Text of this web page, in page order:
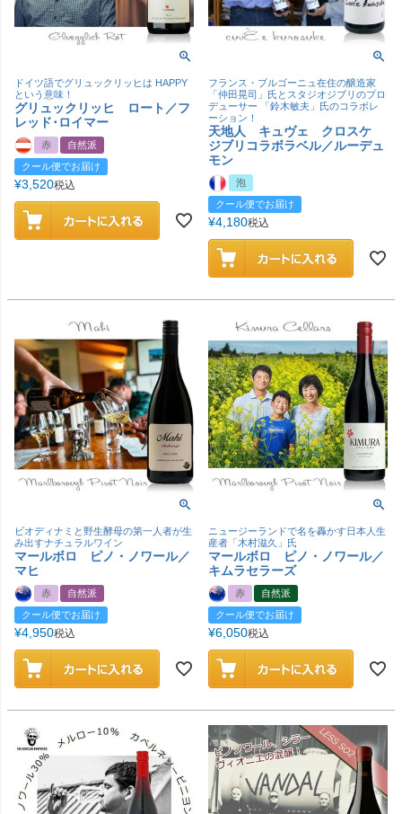
ドイツ語でグリュックリッヒは HAPPY
という意味！
グリュックリッヒ ロート／フ
レッド･ロイマー
赤
自然派
クール便でお届け
¥3,520税込
フランス・ブルゴーニュ在住の醸造家
「仲田晃司」氏とスタジオジブリのプロ
デューサー 「鈴木敏夫」氏のコラボレ
ーション！
天地人 キュヴェ クロスケ
ジブリコラボラベル／ルーデュ
モン
泡
クール便でお届け
¥4,180税込
ビオディナミと野生酵母の第一人者が生
み出すナチュラルワイン
マールボロ ピノ・ノワール／
マヒ
赤
自然派
クール便でお届け
¥4,950税込
ニュージーランドで名を轟かす日本人生
産者「木村滋久」氏
マールボロ ピノ・ノワール／
キムラセラーズ
赤
自然派
クール便でお届け
¥6,050税込